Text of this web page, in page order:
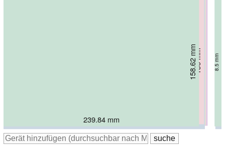
250.38 mm
157.98 mm 7.05 mm
247.6 mm
157.1 mm 7.8 mm
248 mm
157 mm 7 mm
247 mm
162 mm 7.5 mm
246 mm
156 mm 7.7 mm
239.84 mm
158.62 mm 8.5 mm